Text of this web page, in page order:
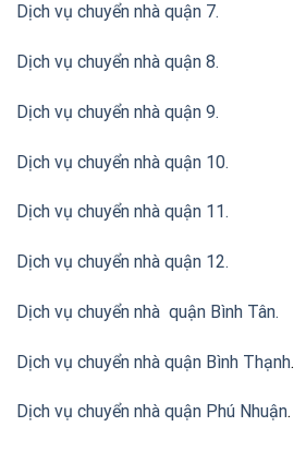
Dịch vụ chuyển nhà quận 7.
Dịch vụ chuyển nhà quận 8.
Dịch vụ chuyển nhà quận 9.
Dịch vụ chuyển nhà quận 10.
Dịch vụ chuyển nhà quận 11.
Dịch vụ chuyển nhà quận 12.
Dịch vụ chuyển nhà quận Bình Tân.
Dịch vụ chuyển nhà quận Bình Thạnh.
Dịch vụ chuyển nhà quận Phú Nhuận.